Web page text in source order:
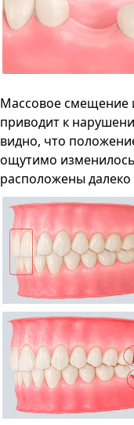
Массовое смещение
приводит к
видно, что
ощутимо
расположены далеко